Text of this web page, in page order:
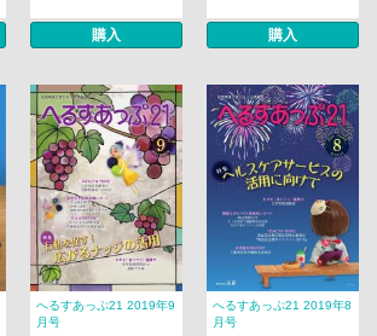
購入 購入
へるすあっぷ21 2019年9
月号
へるすあっぷ21 2019年8
月号